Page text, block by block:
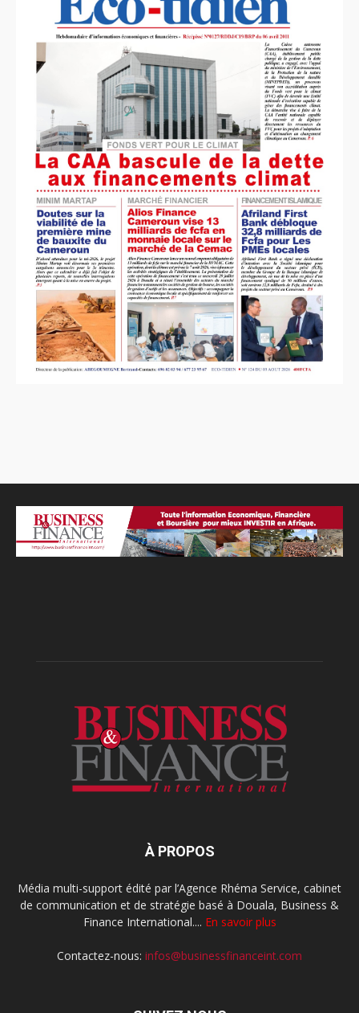
À PROPOS
Média multi-support édité par l’Agence Rhéma Service, cabinet
de communication et de stratégie basé à Douala, Business &
Finance International.... En savoir plus
Contactez-nous: infos@businessfinanceint.com